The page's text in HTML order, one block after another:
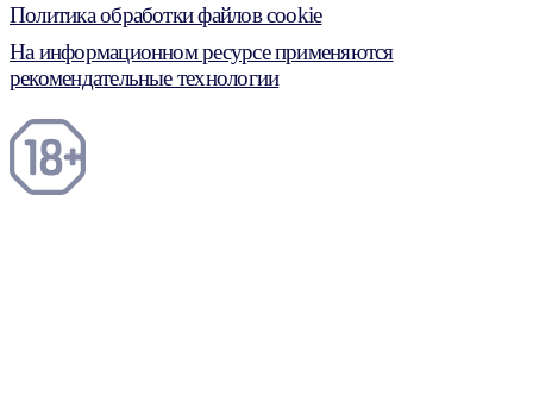
Политика обработки файлов cookie
На информационном ресурсе применяются
рекомендательные технологии